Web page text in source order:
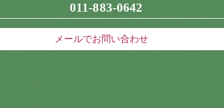
011-883-0642
メールでお問い合わせ